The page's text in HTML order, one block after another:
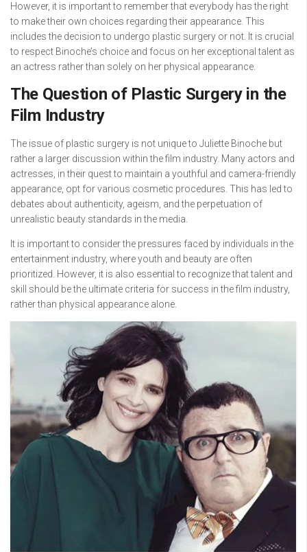
However, it is important to remember that everybody has the right
to make their own choices regarding their appearance. This
includes the decision to undergo plastic surgery or not. It is crucial
to respect Binoche’s choice and focus on her exceptional talent as
an actress rather than solely on her physical appearance.
The Question of Plastic Surgery in the
Film Industry
The issue of plastic surgery is not unique to Juliette Binoche but
rather a larger discussion within the film industry. Many actors and
actresses, in their quest to maintain a youthful and camera-friendly
appearance, opt for various cosmetic procedures. This has led to
debates about authenticity, ageism, and the perpetuation of
unrealistic beauty standards in the media.
It is important to consider the pressures faced by individuals in the
entertainment industry, where youth and beauty are often
prioritized. However, it is also essential to recognize that talent and
skill should be the ultimate criteria for success in the film industry,
rather than physical appearance alone.